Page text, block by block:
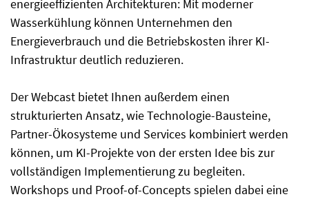
energieeffizienten Architekturen: Mit moderner
Wasserkühlung können Unternehmen den
Energieverbrauch und die Betriebskosten ihrer KI-
Infrastruktur deutlich reduzieren.
Der Webcast bietet Ihnen außerdem einen
strukturierten Ansatz, wie Technologie-Bausteine,
Partner-Ökosysteme und Services kombiniert werden
können, um KI-Projekte von der ersten Idee bis zur
vollständigen Implementierung zu begleiten.
Workshops und Proof-of-Concepts spielen dabei eine